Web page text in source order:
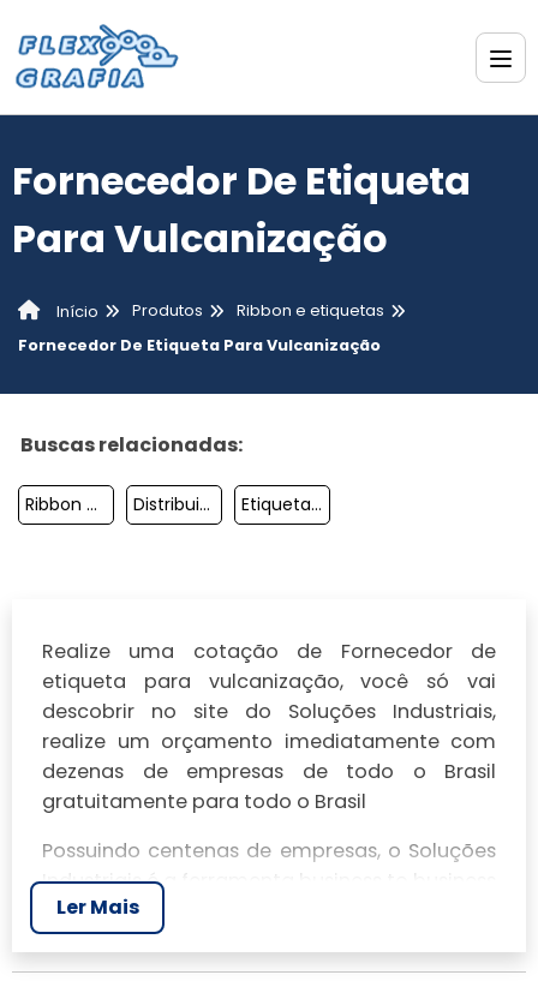
Fornecedor De Etiqueta
Para Vulcanização
Início Produtos
Ribbon e etiquetas
Fornecedor De Etiqueta Para Vulcanização
Buscas relacionadas:
Ribbon De Cera 110x74 Distribuidor De Maquina De Codificar Chave Etiquetas Adesivas Ribbon Em Sp
Realize uma cotação de Fornecedor de
etiqueta para vulcanização, você só vai
descobrir no site do Soluções Industriais,
realize um orçamento imediatamente com
dezenas de empresas de todo o Brasil
gratuitamente para todo o Brasil
Possuindo centenas de empresas, o Soluções
Industriais é a ferramenta business to business
mais completo da área industrial. Para
realizar um orçamento de Fornecedor de
etiqueta para vulcanização, clique em um ou
Ler Mais